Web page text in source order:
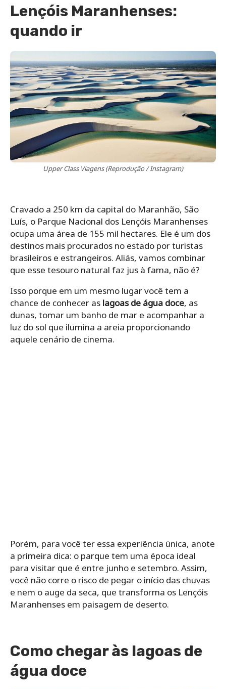
Lençóis Maranhenses:
quando ir
Upper Class Viagens (Reprodução / Instagram)
Cravado a 250 km da capital do Maranhão, São
Luís, o Parque Nacional dos Lençóis Maranhenses
ocupa uma área de 155 mil hectares. Ele é um dos
destinos mais procurados no estado por turistas
brasileiros e estrangeiros. Aliás, vamos combinar
que esse tesouro natural faz jus à fama, não é?
Isso porque em um mesmo lugar você tem a
chance de conhecer as lagoas de água doce, as
dunas, tomar um banho de mar e acompanhar a
luz do sol que ilumina a areia proporcionando
aquele cenário de cinema.
Porém, para você ter essa experiência única, anote
a primeira dica: o parque tem uma época ideal
para visitar que é entre junho e setembro. Assim,
você não corre o risco de pegar o início das chuvas
e nem o auge da seca, que transforma os Lençóis
Maranhenses em paisagem de deserto.
Como chegar às lagoas de
água doce